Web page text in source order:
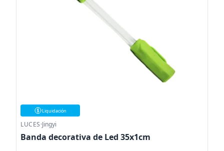
Liquidación
LUCES·Jingyi
Banda decorativa de Led 35x1cm